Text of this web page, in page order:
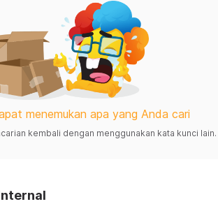
menemukan apa yang Anda cari
kembali dengan menggunakan kata kunci lain.